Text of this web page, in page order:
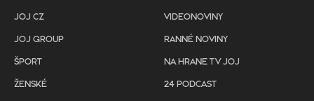
JOJ CZ
JOJ GROUP
ŠPORT
ŽENSKÉ
VIDEONOVINY
RANNÉ NOVINY
NA HRANE TV JOJ
24 PODCAST